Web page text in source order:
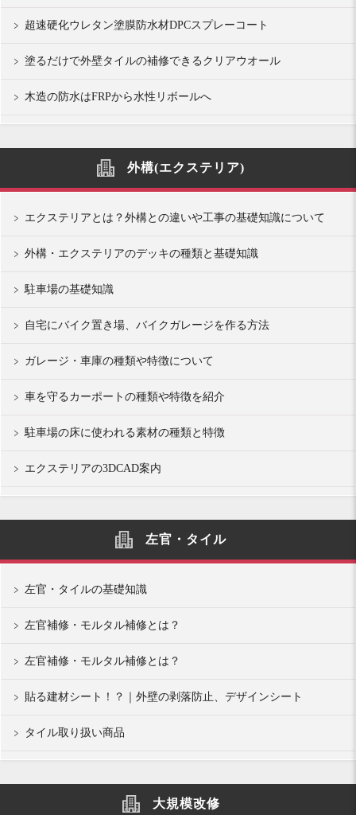
超速硬化ウレタン塗膜防水材DPCスプレーコート
塗るだけで外壁タイルの補修できるクリアウオール
木造の防水はFRPから水性リボールへ
外構(エクステリア)
エクステリアとは？外構との違いや工事の基礎知識について
外構・エクステリアのデッキの種類と基礎知識
駐車場の基礎知識
自宅にバイク置き場、バイクガレージを作る方法
ガレージ・車庫の種類や特徴について
車を守るカーポートの種類や特徴を紹介
駐車場の床に使われる素材の種類と特徴
エクステリアの3DCAD案内
左官・タイル
左官・タイルの基礎知識
左官補修・モルタル補修とは？
左官補修・モルタル補修とは？
貼る建材シート！？｜外壁の剥落防止、デザインシート
タイル取り扱い商品
大規模改修